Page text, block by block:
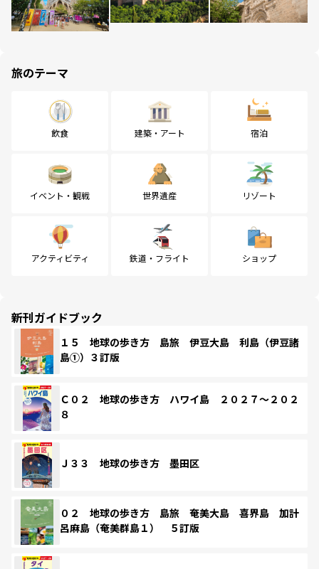
旅のテーマ
飲食 建築・アート 宿泊
イベント・観戦 世界遺産 リゾート
アクティビティ 鉄道・フライト ショップ
新刊ガイドブック
１５ 地球の歩き方 島旅 伊豆大島 利島（伊豆諸
島①）３訂版
Ｃ０２ 地球の歩き方 ハワイ島 ２０２７～２０２
８
Ｊ３３ 地球の歩き方 墨田区
０２ 地球の歩き方 島旅 奄美大島 喜界島 加計
呂麻島（奄美群島１） ５訂版